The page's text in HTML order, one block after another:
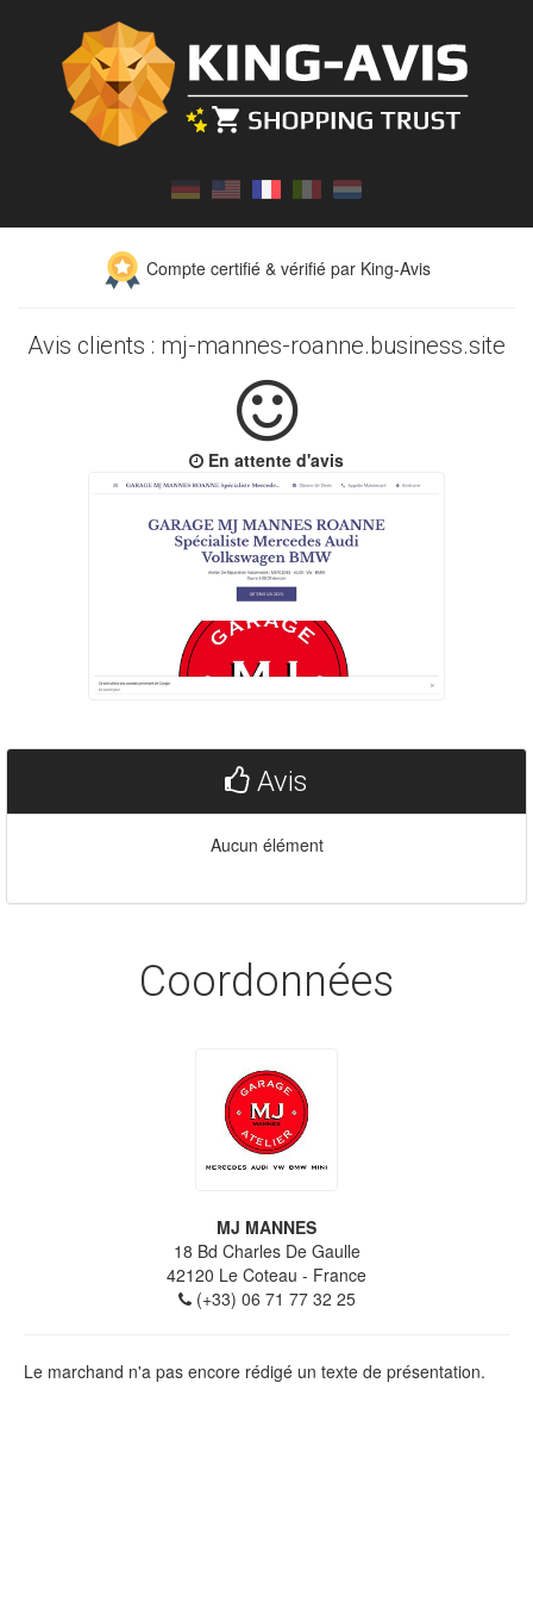
Compte certifié & vérifié par King-Avis
Avis clients : mj-mannes-roanne.business.site
En attente d'avis
Avis
Aucun élément
Coordonnées
MJ MANNES
18 Bd Charles De Gaulle
42120 Le Coteau - France
(+33) 06 71 77 32 25
Le marchand n'a pas encore rédigé un texte de présentation.